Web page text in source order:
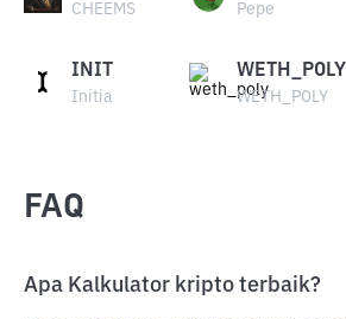
CHEEMS Pepe
INIT
Initia
WETH_POLY
WETH_POLY
FAQ
Apa Kalkulator kripto terbaik?